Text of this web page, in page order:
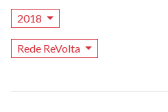
2018
Rede ReVolta